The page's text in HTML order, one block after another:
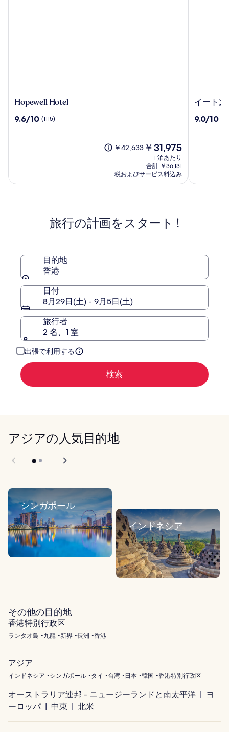
Hopewell
Hopewell Hotel
10
の
9.6/10 (1115)
以
料
金
常
料
つ
の
細
を
￥42,633現
の
料
金
￥31,975
1 泊あたり
合計 ￥36,131
税およびサービス料込み
イ
ト
イートン
10
の
9.0/10
旅行の計画をスタート !
目的地
香港
日付
8月29日(土) - 9月5日(土)
旅行者
2 名、1 室
出張で利用する
検索
アジアの人気目的地
シンガポール
インドネシア
その他の目的地
香港特別行政区
ランタオ島 九龍 新界 長洲 香港
アジア
インドネシア シンガポール タイ 台湾 日本 韓国 香港特別行政区
オーストラリア連邦 - ニュージーランドと南太平洋
ヨ
ーロッパ
中東 北米